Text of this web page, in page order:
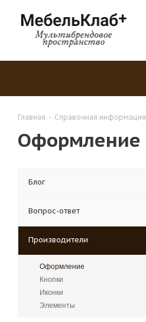
Главная - Справочная информация
Оформление
Блог
Вопрос-ответ
Производители
Оформление
Кнопки
Иконки
Элементы